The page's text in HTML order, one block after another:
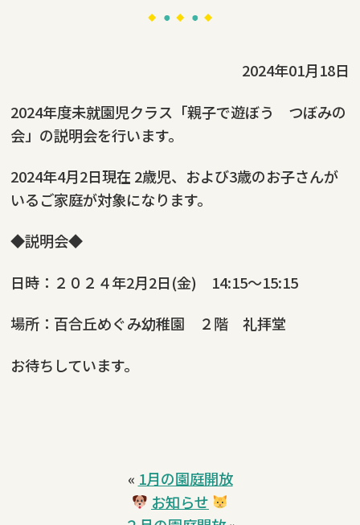
2024年01月18日
2024年度未就園児クラス「親子で遊ぼう つぼみの
会」の説明会を行います。
2024年4月2日現在 2歳児、および3歳のお子さんが
いるご家庭が対象になります。
◆説明会◆
日時：２０２４年2月2日(金) 14:15～15:15
場所：百合丘めぐみ幼稚園 ２階 礼拝堂
お待ちしています。
« 1月の園庭開放
お知らせ